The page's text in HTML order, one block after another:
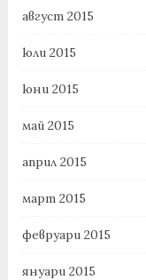
август 2015
юли 2015
юни 2015
май 2015
април 2015
март 2015
февруари 2015
януари 2015